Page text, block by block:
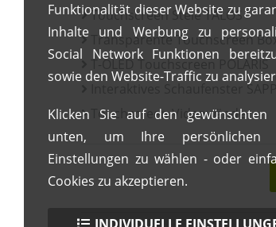
Touchscreen Stele TALOS
Transparente Touchscreen Box
T-OLED Touchscreen POLARIS
Interaktives Schaufenster
Touchscreen Videowände
Funktionalität dieser Website zu
Inhalte und Werbung zu
Social Network Funktionen
sowie den Website-Traffic zu
Klicken Sie auf den gewünschten
unten, um Ihre persönlichen
Einstellungen zu wählen - oder
Cookies zu akzeptieren.